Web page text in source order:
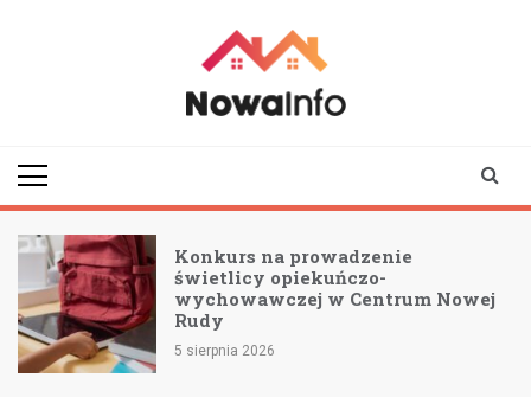
Konkurs na prowadzenie
świetlicy opiekuńczo-
wychowawczej w Centrum Nowej
Rudy
5 sierpnia 2026